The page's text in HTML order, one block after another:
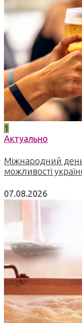
1
Актуально
Міжнародний
можливості
07.08.2026